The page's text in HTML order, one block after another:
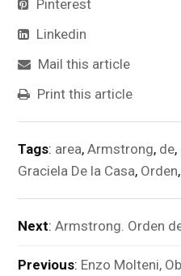
Pinterest
Linkedin
Mail this article
Print this article
Tags: area, Armstrong, de,
Graciela De la Casa, Orden,
Next: Armstrong. Orden
Previous: Enzo Molteni,